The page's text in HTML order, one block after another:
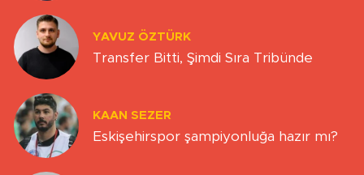
YAVUZ ÖZTÜRK
Transfer Bitti, Şimdi Sıra Tribünde
KAAN SEZER
Eskişehirspor şampiyonluğa hazır mı?